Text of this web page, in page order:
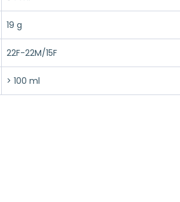
19 g
22F-22M/15F
> 100 ml